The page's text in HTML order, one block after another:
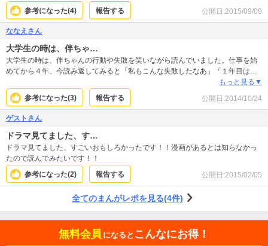
しまいました。 それくらいハマりました！
参考になった(4) 報告する 公開日:2015/09/09
ななえさん
大学生の時は、伴ちゃ…
大学生の時は、伴ちゃんの行動や失敗を笑いながら読んでいました。仕事を始
めてから４年。今読み返してみると「私もこんな失敗したなあ」「１年目は辛
かったなあ」と、至るところで感情移入してしまいます。同時に、好きだから
始めたはずの仕事に追われ、「仕事に行きたくないな」と思うことが増えてい
ることに気づかされました。伴ちゃんのように、初心に戻ってがむしゃらに打
ち込みます！
もっと見る▼
参考になった(3) 報告する 公開日:2014/10/24
ゲストさん
ドラマ見てました、す…
ドラマ見てました、すごいおもしろかったです！！漫画があるとは知らなかっ
たので読んでみたいです！！
参考になった(2) 報告する 公開日:2015/02/05
全てのまんがレポを見る(4件)
無料会員 になると こんなにお得！